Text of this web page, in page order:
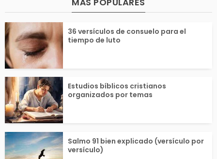
iglesia a todo aquel
ha respondido a
editar en ellas,
os usarlas
plo...
36 versículos de consuelo para el
tiempo de luto
Estudios bíblicos cristianos
organizados por temas
Salmo 91 bien explicado (versículo por
versículo)